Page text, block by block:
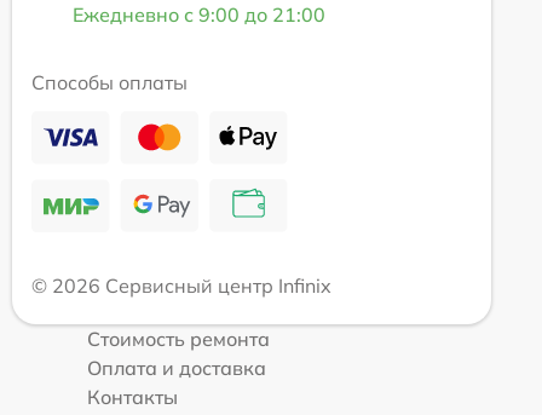
Ежедневно с 9:00 до 21:00
Способы оплаты
© 2026 Сервисный центр Infinix
Стоимость ремонта
Оплата и доставка
Контакты